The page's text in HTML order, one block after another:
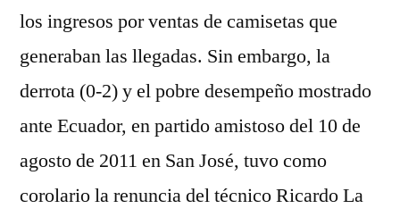
los ingresos por ventas de camisetas que
generaban las llegadas. Sin embargo, la
derrota (0-2) y el pobre desempeño mostrado
ante Ecuador, en partido amistoso del 10 de
agosto de 2011 en San José, tuvo como
corolario la renuncia del técnico Ricardo La